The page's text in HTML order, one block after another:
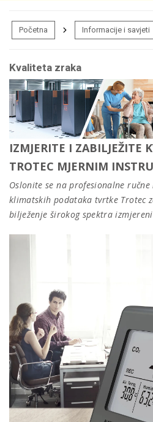
Početna Informacije i savjeti
Kvaliteta zraka